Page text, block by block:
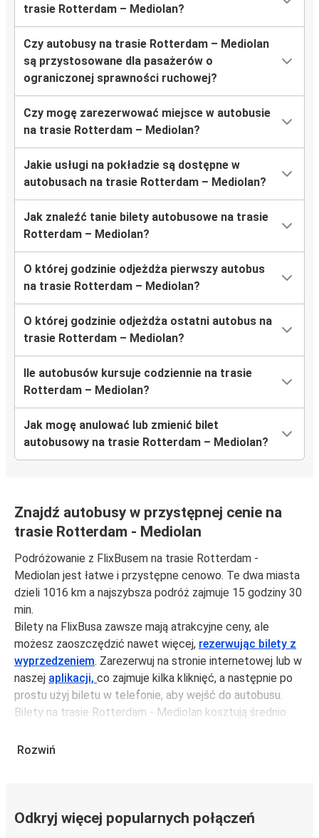
trasie Rotterdam – Mediolan?
Czy autobusy na trasie Rotterdam – Mediolan
są przystosowane dla pasażerów o
ograniczonej sprawności ruchowej?
Czy mogę zarezerwować miejsce w autobusie
na trasie Rotterdam – Mediolan?
Jakie usługi na pokładzie są dostępne w
autobusach na trasie Rotterdam – Mediolan?
Jak znaleźć tanie bilety autobusowe na trasie
Rotterdam – Mediolan?
O której godzinie odjeżdża pierwszy autobus
na trasie Rotterdam – Mediolan?
O której godzinie odjeżdża ostatni autobus na
trasie Rotterdam – Mediolan?
Ile autobusów kursuje codziennie na trasie
Rotterdam – Mediolan?
Jak mogę anulować lub zmienić bilet
autobusowy na trasie Rotterdam – Mediolan?
Znajdź autobusy w przystępnej cenie na
trasie Rotterdam - Mediolan
Podróżowanie z FlixBusem na trasie Rotterdam -
Mediolan jest łatwe i przystępne cenowo. Te dwa miasta
dzieli 1016 km a najszybsza podróż zajmuje 15 godziny 30
min.
Bilety na FlixBusa zawsze mają atrakcyjne ceny, ale
możesz zaoszczędzić nawet więcej, rezerwując bilety z
wyprzedzeniem. Zarezerwuj na stronie internetowej lub w
naszej aplikacji, co zajmuje kilka kliknięć, a następnie po
prostu użyj biletu w telefonie, aby wejść do autobusu.
Bilety na trasie Rotterdam - Mediolan kosztują średnio
jeśli zarezerwujesz z wyprzedzeniem lub w dni robocze,
Podróż na trasie Rotterdam - Mediolan
Rozwiń
Odkryj więcej popularnych połączeń